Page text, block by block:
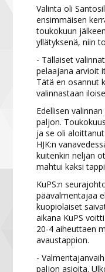
Valinta oli
ensimmäisen
toukokuun
yllätyksenä, niin
- Tällaiset
pelaajana arvioit
Tätä en osannut
valinnastaan
Edellisen
paljon.
ja se oli
HJK:n
kuitenkin neljän
mahtui kaksi
KuPS:n
päävalmentajaa
kuopiolaiset
aikana KuPS
20-4 aiheuttaen
avaustappion.
-
paljon asioita.